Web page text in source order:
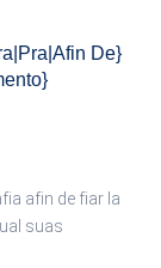
De}
afin de fiar la
suas